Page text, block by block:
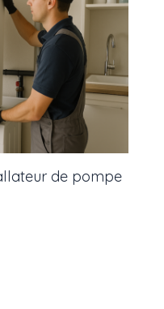
de pompe